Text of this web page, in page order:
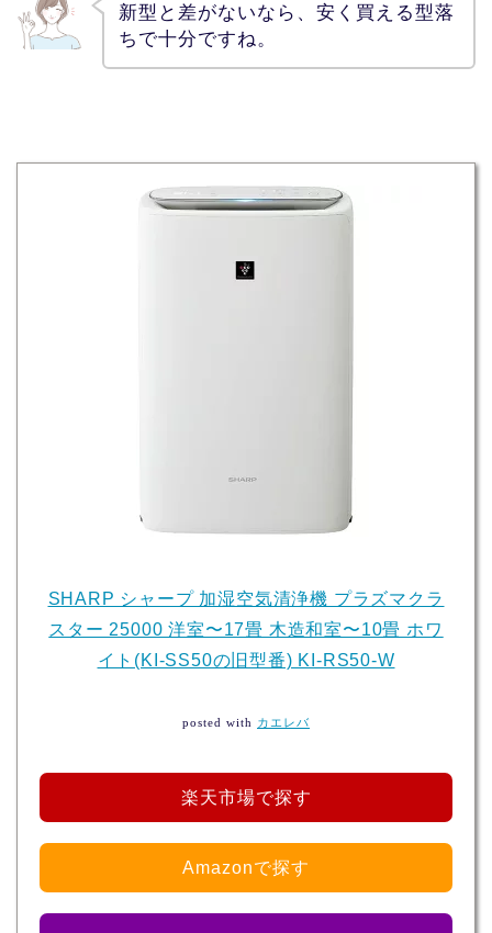
新型と差がないなら、安く買える型落
ちで十分ですね。
SHARP シャープ 加湿空気清浄機 プラズマクラ
スター 25000 洋室〜17畳 木造和室〜10畳 ホワ
イト(KI-SS50の旧型番) KI-RS50-W
posted with カエレバ
楽天市場で探す
Amazonで探す